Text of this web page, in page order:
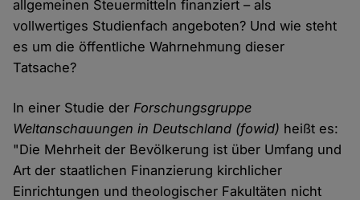
allgemeinen Steuermitteln finanziert – als
vollwertiges Studienfach angeboten? Und wie steht
es um die öffentliche Wahrnehmung dieser
Tatsache?
In einer Studie der Forschungsgruppe
Weltanschauungen in Deutschland (fowid) heißt es:
"Die Mehrheit der Bevölkerung ist über Umfang und
Art der staatlichen Finanzierung kirchlicher
Einrichtungen und theologischer Fakultäten nicht